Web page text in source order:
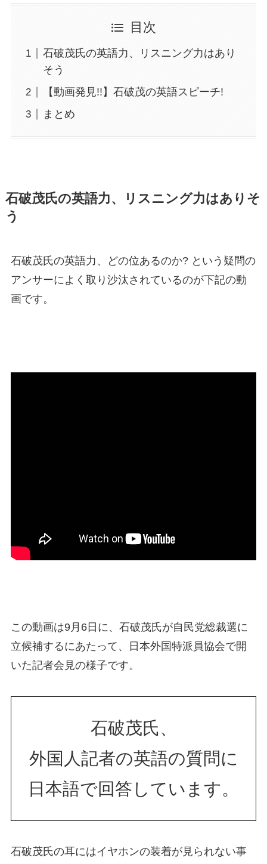
目次
石破茂氏の英語力、リスニング力はあり
そう
【動画発見!!】石破茂の英語スピーチ!
まとめ
石破茂氏の英語力、リスニング力はありそ
う
石破茂氏の英語力、どの位あるのか? という疑問の
アンサーによく取り沙汰されているのが下記の動
画です。
この動画は9月6日に、石破茂氏が自民党総裁選に
立候補するにあたって、日本外国特派員協会で開
いた記者会見の様子です。
石破茂氏、
外国人記者の英語の質問に
日本語で回答しています。
石破茂氏の耳にはイヤホンの装着が見られない事